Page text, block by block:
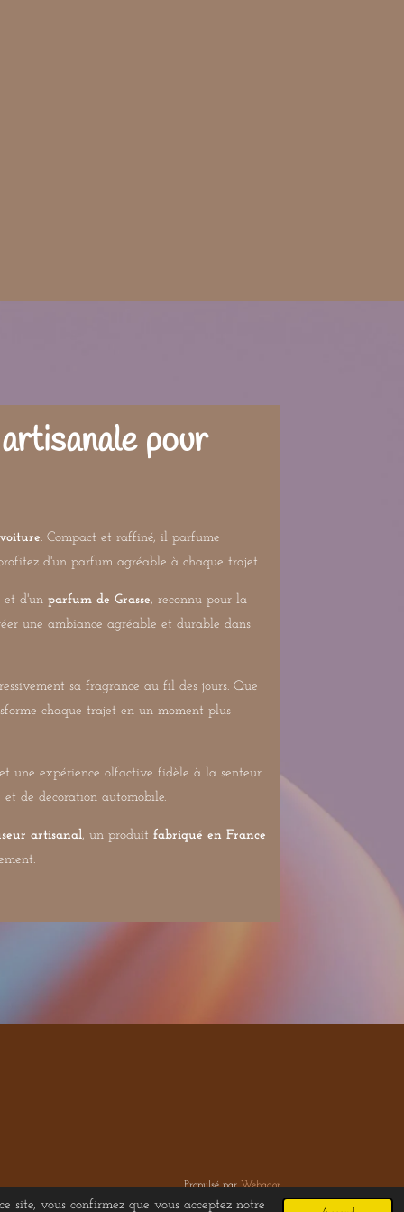
site, vous confirmez que vous acceptez notre
pour
. Compact et raffiné, il parfume
d'un parfum agréable à chaque trajet.
et d'un parfum de Grasse, reconnu pour la
une ambiance agréable et durable dans
sa fragrance au fil des jours. Que
chaque trajet en un moment plus
une expérience olfactive fidèle à la senteur
de décoration automobile.
artisanal, un produit fabriqué en France
Propulsé parWebador